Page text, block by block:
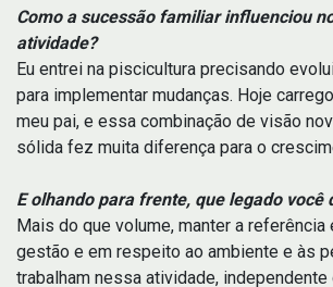
Como a sucessão familiar influenciou
atividade?
Eu entrei na piscicultura precisando
para implementar mudanças. Hoje
meu pai, e essa combinação de visão
sólida fez muita diferença para o
E olhando para frente, que legado você
Mais do que volume, manter a referência
gestão e em respeito ao ambiente e às
trabalham nessa atividade, independente